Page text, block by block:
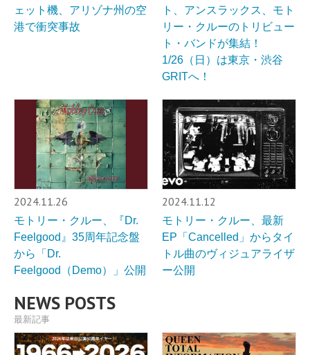
ェット機、アリゾナ州の空
港で衝突事故
ト、アンスラックス、モト
リー・クルーのトリビュー
ト・バンドが集結！
1/26（日）は東京・渋谷
GRITへ！
2024.11.26
モトリー・クルー、『Dr.
Feelgood』35周年記念盤
から「Dr.
Feelgood（Demo）」公開
2024.11.12
モトリー・クルー、最新
EP「Cancelled」からタイ
トル曲のヴィジュアライザ
ー公開
NEWS POSTS
最新記事